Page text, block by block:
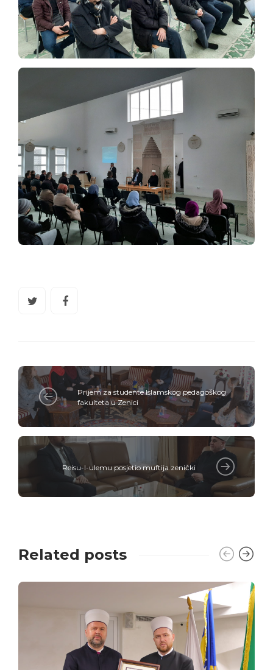
Prijem za studente Islamskog pedagoškog
fakulteta u Zenici
Reisu-l-ulemu posjetio muftija zenički
Related posts